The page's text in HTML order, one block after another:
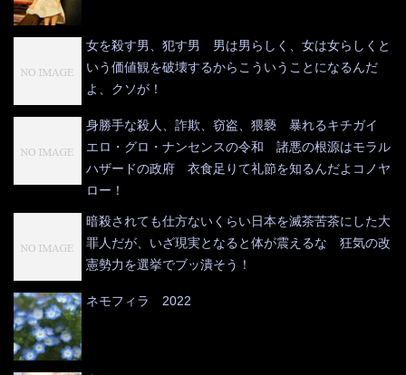
女を殺す男、犯す男 男は男らしく、女は女らしくと
いう価値観を破壊するからこういうことになるんだ
よ、クソが！
身勝手な殺人、詐欺、窃盗、猥褻 暴れるキチガイ
エロ・グロ・ナンセンスの令和 諸悪の根源はモラル
ハザードの政府 衣食足りて礼節を知るんだよコノヤ
ロー！
暗殺されても仕方ないくらい日本を滅茶苦茶にした大
罪人だが、いざ現実となると体が震えるな 狂気の改
憲勢力を選挙でブッ潰そう！
ネモフィラ 2022